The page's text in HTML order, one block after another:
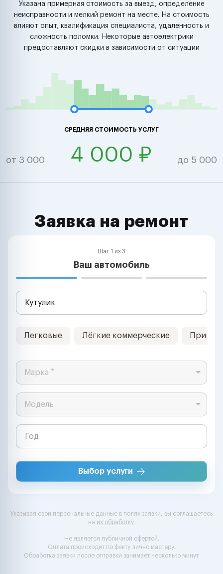
Указана примерная стоимость за выезд, определение
неисправности и мелкий ремонт на месте. На стоимость
влияют опыт, квалификация специалиста, удаленность и
сложность поломки. Некоторые автоэлектрики
предоставляют скидки в зависимости от ситуации
СРЕДНЯЯ СТОИМОСТЬ УСЛУГ
от 3 000 4 000 ₽ до 5 000
Заявка на ремонт
Шаг 1 из 3
Ваш автомобиль
Легковые Лёгкие коммерческие
Марка *
Модель
Выбор услуги
Указывая свои персональные данные в полях заявки, вы соглашаетесь
на их обработку.
Не является публичной офертой.
Оплата происходит по факту лично мастеру.
Обработка заявки после отправки занимает несколько минут.